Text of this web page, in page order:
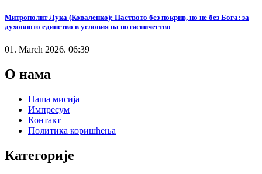
Митрополит Лука (Коваленко): Паството без покрив, но не без Бога: за
духовното единство в условия на потисничество
01. March 2026. 06:39
О нама
Наша мисија
Импресум
Контакт
Политика коришћења
Категорије